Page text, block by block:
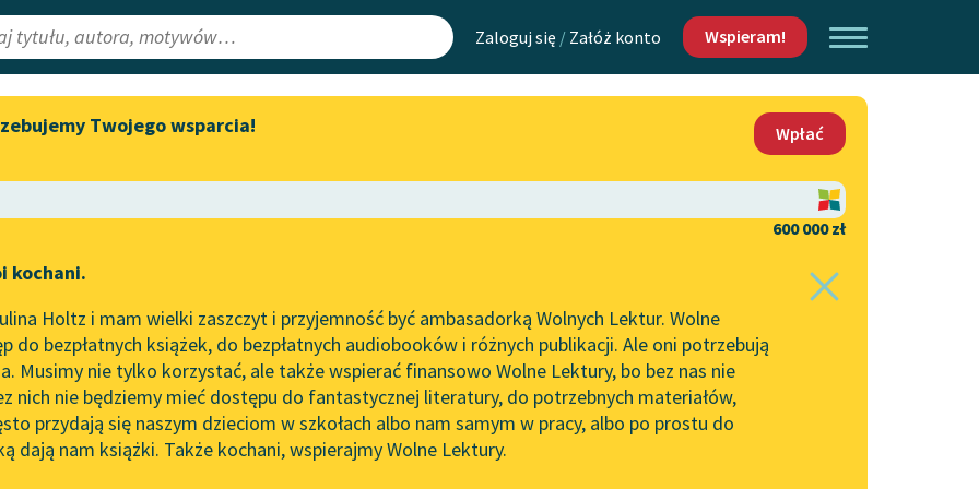
Zaloguj się / Załóż konto Wspieram!
Lektury
redakcyjne
Aktualności
„Prokurator Alicja Horn” do
literatury skandynawskiej
Spotkanie z Katarzyną Tunkiel
w Oslo
102. lata temu zmarł Joseph
Conrad
Mapa Wolnych Lektur
Leśmianator
API
OAI-PMH
Widget Wolnych Lektur
Kontakt
O projekcie
Zasady wykorzystania
Wolnych Lektur
Logotypy
Materiały promocyjne
Twojego wsparcia!
Wpłać
600 000 zł
kochani.
Holtz i mam wielki zaszczyt i przyjemność być ambasadorką Wolnych Lektur. Wolne
do bezpłatnych książek, do bezpłatnych audiobooków i różnych publikacji. Ale oni potrzebują
Musimy nie tylko korzystać, ale także wspierać finansowo Wolne Lektury, bo bez nas nie
nich nie będziemy mieć dostępu do fantastycznej literatury, do potrzebnych materiałów,
przydają się naszym dzieciom w szkołach albo nam samym w pracy, albo po prostu do
dają nam książki. Także kochani, wspierajmy Wolne Lektury.
10, część II